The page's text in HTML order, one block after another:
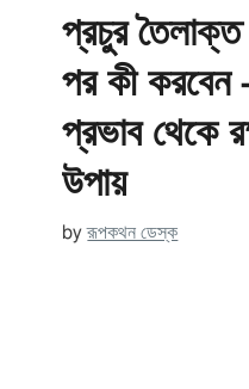
প্রচুর তৈলাক্ত
পর কী করবেন
প্রভাব থেকে
উপায়
byরূপকথন ডেস্ক